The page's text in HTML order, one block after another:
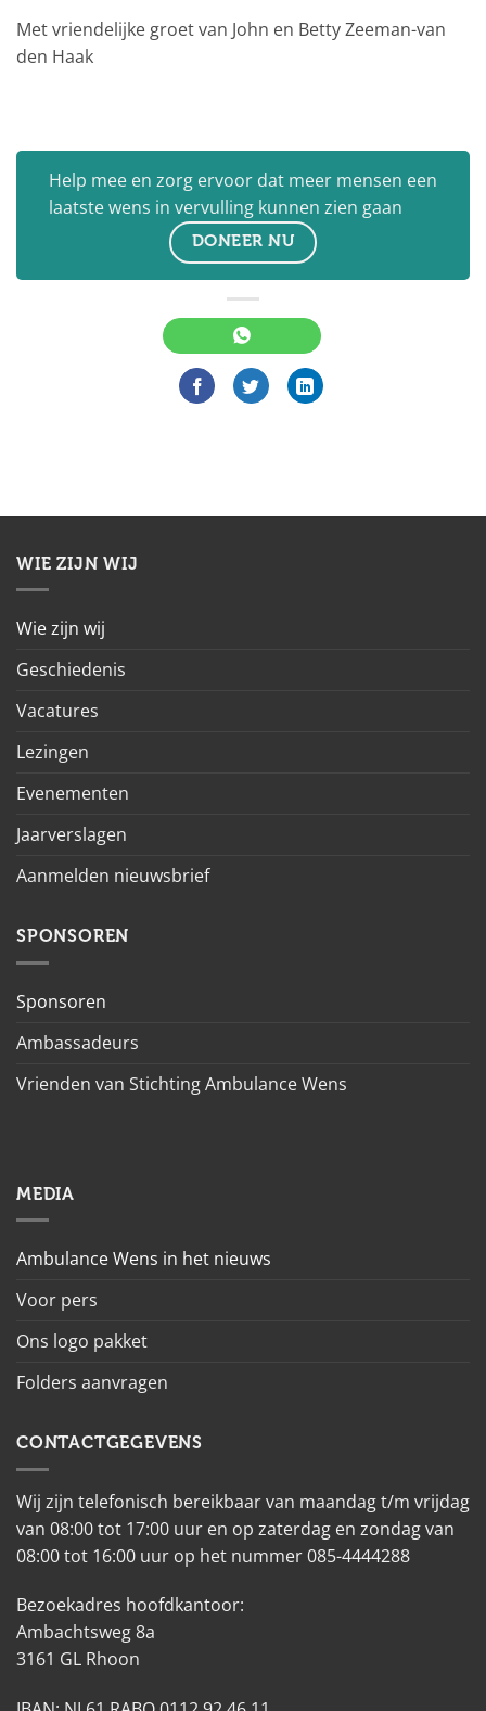
Met vriendelijke groet van John en Betty Zeeman-van
den Haak
Help mee en zorg ervoor dat meer mensen een
laatste wens in vervulling kunnen zien gaan
DONEER NU
WIE ZIJN WIJ
Wie zijn wij
Geschiedenis
Vacatures
Lezingen
Evenementen
Jaarverslagen
Aanmelden nieuwsbrief
SPONSOREN
Sponsoren
Ambassadeurs
Vrienden van Stichting Ambulance Wens
MEDIA
Ambulance Wens in het nieuws
Voor pers
Ons logo pakket
Folders aanvragen
CONTACTGEGEVENS
Wij zijn telefonisch bereikbaar van maandag t/m vrijdag
van 08:00 tot 17:00 uur en op zaterdag en zondag van
08:00 tot 16:00 uur op het nummer 085-4444288
Bezoekadres hoofdkantoor:
Ambachtsweg 8a
3161 GL Rhoon